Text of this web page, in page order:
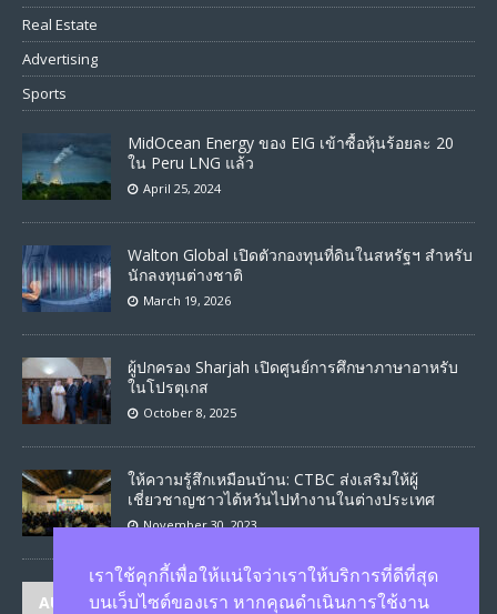
Real Estate
Advertising
Sports
MidOcean Energy ของ EIG เข้าซื้อหุ้นร้อยละ 20
ใน Peru LNG แล้ว
April 25, 2024
Walton Global เปิดตัวกองทุนที่ดินในสหรัฐฯ สำหรับ
นักลงทุนต่างชาติ
March 19, 2026
ผู้ปกครอง Sharjah เปิดศูนย์การศึกษาภาษาอาหรับ
ในโปรตุเกส
October 8, 2025
ให้ความรู้สึกเหมือนบ้าน: CTBC ส่งเสริมให้ผู้
เชี่ยวชาญชาวไต้หวันไปทำงานในต่างประเทศ
November 30, 2023
AUTHORS
เราใช้คุกกี้เพื่อให้แน่ใจว่าเราให้บริการที่ดีที่สุด
บนเว็บไซต์ของเรา หากคุณดำเนินการใช้งาน